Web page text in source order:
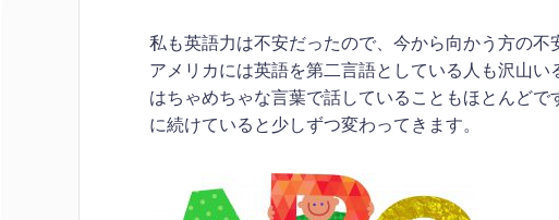
私も英語力は不安だったので、今から向かう方の不
アメリカには英語を第二言語としている人も沢山
はちゃめちゃな言葉で話していることもほとんど
に続けていると少しずつ変わってきます。